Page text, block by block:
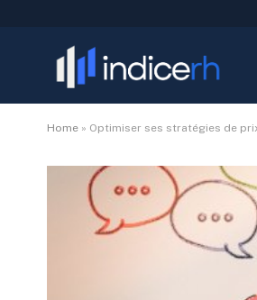
Home » Optimiser ses stratégies de